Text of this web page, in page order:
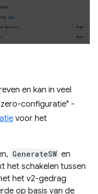
en kan in veel
configuratie" -
voor het
GenerateSW en
het schakelen tussen
het v2-gedrag
op basis van de